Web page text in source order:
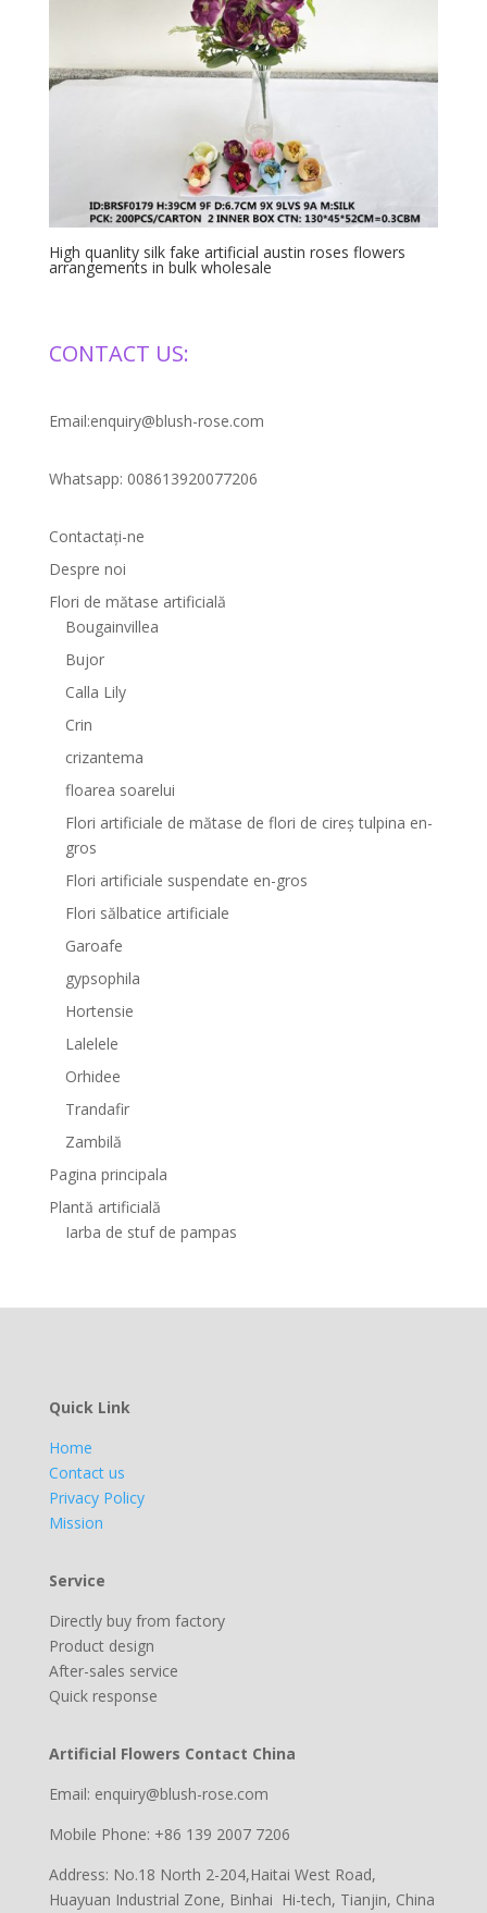
High quanlity silk fake artificial austin roses flowers
arrangements in bulk wholesale
CONTACT US:
Email:enquiry@blush-rose.com
Whatsapp: 008613920077206
Contactaţi-ne
Despre noi
Flori de mătase artificială
Bougainvillea
Bujor
Calla Lily
Crin
crizantema
floarea soarelui
Flori artificiale de mătase de flori de cireș tulpina en-
gros
Flori artificiale suspendate en-gros
Flori sălbatice artificiale
Garoafe
gypsophila
Hortensie
Lalelele
Orhidee
Trandafir
Zambilă
Pagina principala
Plantă artificială
Iarba de stuf de pampas
Quick Link
Home
Contact us
Privacy Policy
Mission
Service
Directly buy from factory
Product design
After-sales service
Quick response
Artificial Flowers Contact China
Email: enquiry@blush-rose.com
Mobile Phone: +86 139 2007 7206
Address: No.18 North 2-204,Haitai West Road,
Huayuan Industrial Zone, Binhai Hi-tech, Tianjin, China